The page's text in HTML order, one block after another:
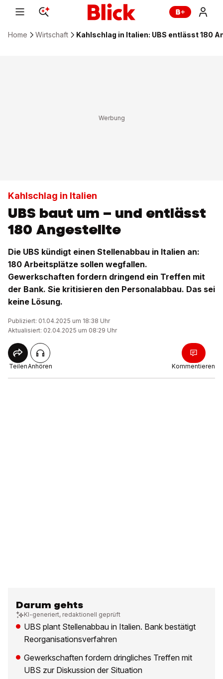
Home Wirtschaft Kahlschlag in Italien: UBS entlässt 180
Kahlschlag in Italien
UBS baut um – und entlässt
180 Angestellte
Die UBS kündigt einen Stellenabbau in Italien an:
180 Arbeitsplätze sollen wegfallen.
Gewerkschaften fordern dringend ein Treffen mit
der Bank. Sie kritisieren den Personalabbau. Das sei
keine Lösung.
Publiziert: 01.04.2025 um 18:38 Uhr
Aktualisiert: 02.04.2025 um 08:29 Uhr
TeilenAnhören Kommentieren
Darum gehts
KI-generiert, redaktionell geprüft
UBS plant Stellenabbau in Italien. Bank bestätigt
Reorganisationsverfahren
Gewerkschaften fordern dringliches Treffen mit
UBS zur Diskussion der Situation